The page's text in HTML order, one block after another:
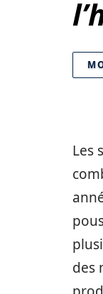
Les
des